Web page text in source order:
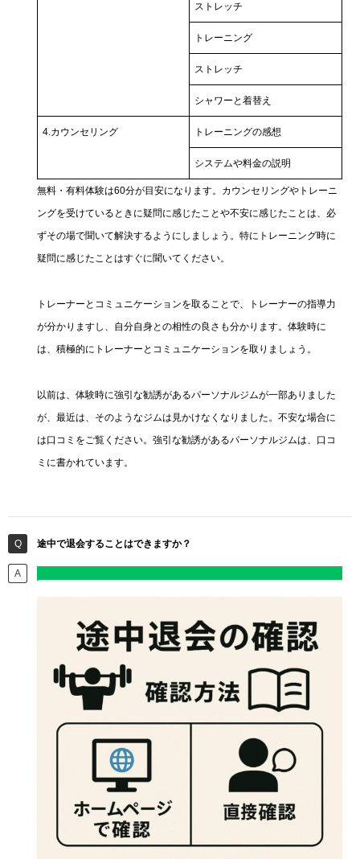
ストレッチ
トレーニング
ストレッチ
シャワーと着替え
4.カウンセリング トレーニングの感想
システムや料金の説明
無料・有料体験は60分が目安になります。カウンセリングやトレーニ
ングを受けているときに疑問に感じたことや不安に感じたことは、必
ずその場で聞いて解決するようにしましょう。特にトレーニング時に
疑問に感じたことはすぐに聞いてください。
トレーナーとコミュニケーションを取ることで、トレーナーの指導力
が分かりますし、自分自身との相性の良さも分かります。体験時に
は、積極的にトレーナーとコミュニケーションを取りましょう。
以前は、体験時に強引な勧誘があるパーソナルジムが一部ありました
が、最近は、そのようなジムは見かけなくなりました。不安な場合に
は口コミをご覧ください。強引な勧誘があるパーソナルジムは、口コ
ミに書かれています。
途中で退会することはできますか？